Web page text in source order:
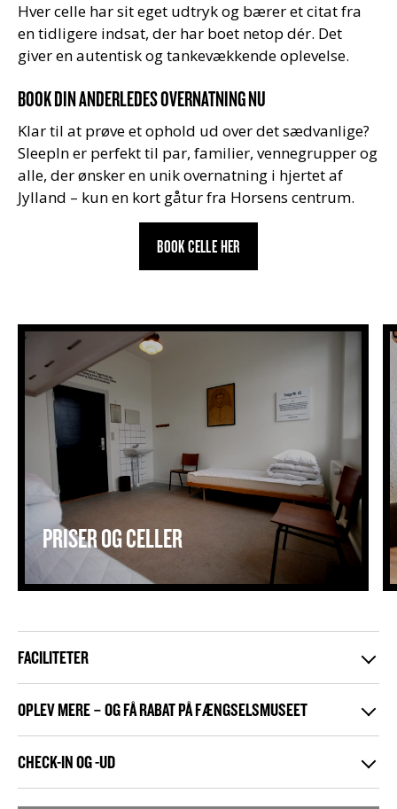
Hver celle har sit eget udtryk og bærer et citat fra
en tidligere indsat, der har boet netop dér. Det
giver en autentisk og tankevækkende oplevelse.
BOOK DIN ANDERLEDES OVERNATNING NU
Klar til at prøve et ophold ud over det sædvanlige?
SleepIn er perfekt til par, familier, vennegrupper og
alle, der ønsker en unik overnatning i hjertet af
Jylland – kun en kort gåtur fra Horsens centrum.
BOOK CELLE HER
Priser og celler
PRISER OG CELLER
FACILITETER
OPLEV MERE – OG FÅ RABAT PÅ FÆNGSELSMUSEET
CHECK-IN OG -UD